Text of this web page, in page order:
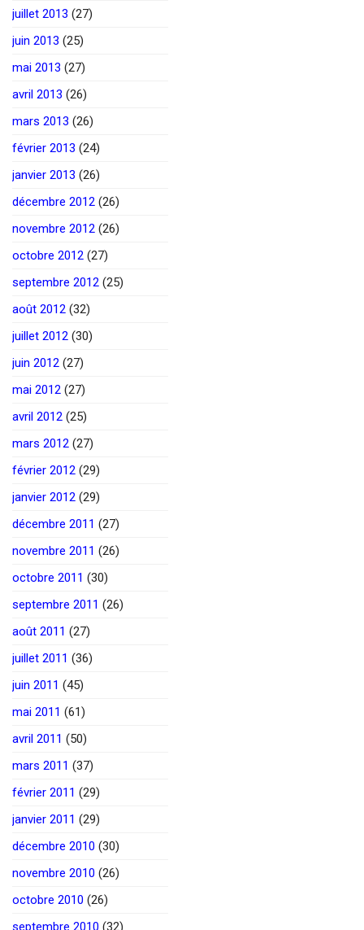
juillet 2013 (27)
juin 2013 (25)
mai 2013 (27)
avril 2013 (26)
mars 2013 (26)
février 2013 (24)
janvier 2013 (26)
décembre 2012 (26)
novembre 2012 (26)
octobre 2012 (27)
septembre 2012 (25)
août 2012 (32)
juillet 2012 (30)
juin 2012 (27)
mai 2012 (27)
avril 2012 (25)
mars 2012 (27)
février 2012 (29)
janvier 2012 (29)
décembre 2011 (27)
novembre 2011 (26)
octobre 2011 (30)
septembre 2011 (26)
août 2011 (27)
juillet 2011 (36)
juin 2011 (45)
mai 2011 (61)
avril 2011 (50)
mars 2011 (37)
février 2011 (29)
janvier 2011 (29)
décembre 2010 (30)
novembre 2010 (26)
octobre 2010 (26)
septembre 2010 (32)